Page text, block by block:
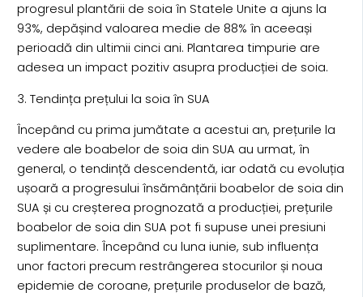
progresul plantării de soia în Statele Unite a ajuns la
93%, depășind valoarea medie de 88% în aceeași
perioadă din ultimii cinci ani. Plantarea timpurie are
adesea un impact pozitiv asupra producției de soia.
3. Tendința prețului la soia în SUA
Începând cu prima jumătate a acestui an, prețurile la
vedere ale boabelor de soia din SUA au urmat, în
general, o tendință descendentă, iar odată cu evoluția
ușoară a progresului însămânțării boabelor de soia din
SUA și cu creșterea prognozată a producției, prețurile
boabelor de soia din SUA pot fi supuse unei presiuni
suplimentare. Începând cu luna iunie, sub influența
unor factori precum restrângerea stocurilor și noua
epidemie de coroane, prețurile produselor de bază,